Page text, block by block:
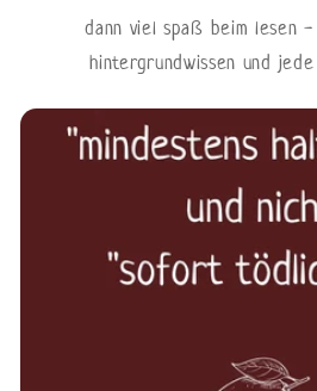
dann viel spaß beim lesen
hintergrundwissen und